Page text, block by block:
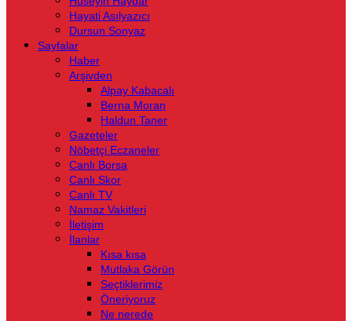
Hayati Asılyazıcı
Dursun Sonyaz
Sayfalar
Haber
Arşivden
Alpay Kabacalı
Berna Moran
Haldun Taner
Gazeteler
Nöbetçi Eczaneler
Canlı Borsa
Canlı Skor
Canlı TV
Namaz Vakitleri
İletişim
İlanlar
Kısa kısa
Mutlaka Görün
Seçtiklerimiz
Öneriyoruz
Ne nerede